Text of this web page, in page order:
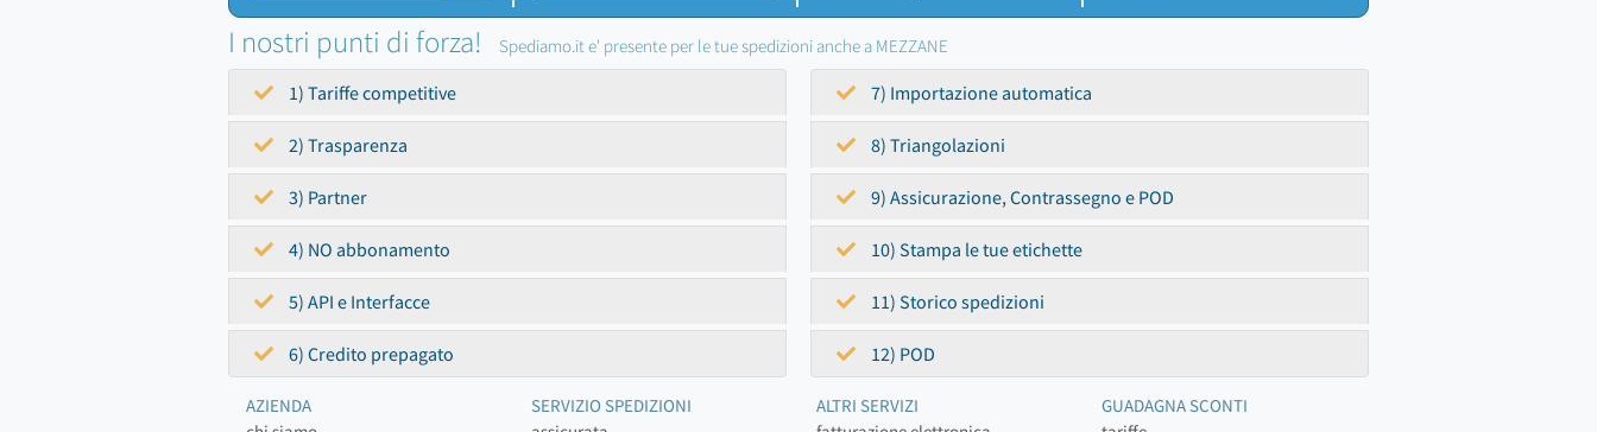
I nostri punti di forza! Spediamo.it e' presente per le tue spedizioni anche a MEZZANE
1) Tariffe competitive
2) Trasparenza
3) Partner
4) NO abbonamento
5) API e Interfacce
6) Credito prepagato
7) Importazione automatica
8) Triangolazioni
9) Assicurazione, Contrassegno e POD
10) Stampa le tue etichette
11) Storico spedizioni
12) POD
AZIENDA
SERVIZIO SPEDIZIONI
ALTRI SERVIZI
GUADAGNA SCONTI